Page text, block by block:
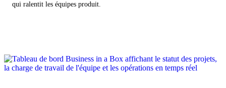
qui ralentit les équipes produit.